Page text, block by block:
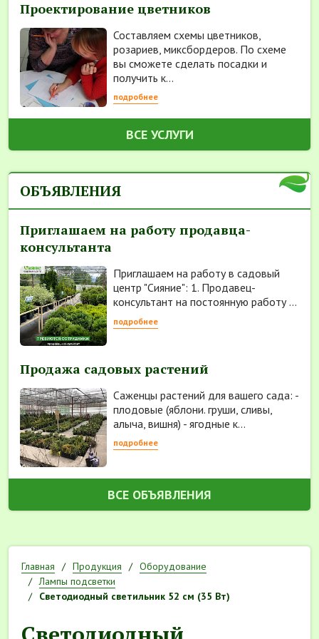
Проектирование цветников
Составляем схемы цветников,
розариев, миксбордеров. По схеме
вы сможете сделать посадки и
получить к...
подробнее
ВСЕ УСЛУГИ
ОБЪЯВЛЕНИЯ
Приглашаем на работу продавца-
консультанта
Приглашаем на работу в садовый
центр "Сияние": 1. Продавец-
консультант на постоянную работу ...
подробнее
Продажа садовых растений
Саженцы растений для вашего сада: -
плодовые (яблони. груши, сливы,
алыча, вишня) - ягодные к...
подробнее
ВСЕ ОБЪЯВЛЕНИЯ
Главная Продукция
Оборудование
Лампы подсветки
Светодиодный светильник 52 см (35 Вт)